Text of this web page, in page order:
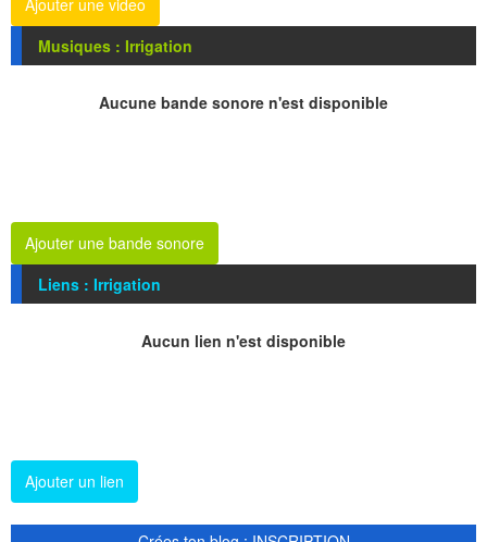
Ajouter une video
Musiques : Irrigation
Aucune bande sonore n'est disponible
Ajouter une bande sonore
Liens : Irrigation
Aucun lien n'est disponible
Ajouter un lien